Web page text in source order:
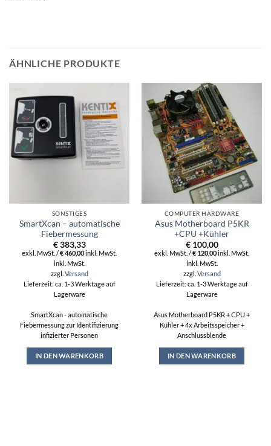
ÄHNLICHE PRODUKTE
SONSTIGES
SmartXcan – automatische
Fiebermessung
€383,33
exkl. MwSt. /€460,00inkl. MwSt.
inkl. MwSt.
zzgl. Versand
Lieferzeit: ca. 1-3 Werktage auf
Lagerware
SmartXcan - automatische
Fiebermessung zur Identifizierung
infizierter Personen
IN DEN WARENKORB
COMPUTER HARDWARE
Asus Motherboard P5KR
+CPU +Kühler
€100,00
exkl. MwSt. /€ 120,00inkl. MwSt.
inkl. MwSt.
zzgl. Versand
Lieferzeit: ca. 1-3 Werktage auf
Lagerware
Asus Motherboard P5KR + CPU +
Kühler + 4x Arbeitsspeicher +
Anschlussblende
IN DEN WARENKORB